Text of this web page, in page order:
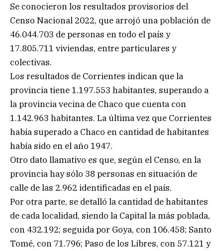
Se conocieron los resultados provisorios del
Censo Nacional 2022, que arrojó una población de
46.044.703 de personas en todo el país y
17.805.711 viviendas, entre particulares y
colectivas.
Los resultados de Corrientes indican que la
provincia tiene 1.197.553 habitantes, superando a
la provincia vecina de Chaco que cuenta con
1.142.963 habitantes. La última vez que Corrientes
había superado a Chaco en cantidad de habitantes
había sido en el año 1947.
Otro dato llamativo es que, según el Censo, en la
provincia hay sólo 38 personas en situación de
calle de las 2.962 identificadas en el país.
Por otra parte, se detalló la cantidad de habitantes
de cada localidad, siendo la Capital la más poblada,
con 432.192; seguida por Goya, con 106.458; Santo
Tomé, con 71.796; Paso de los Libres, con 57.121 y